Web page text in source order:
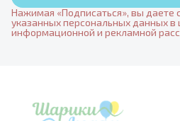
Нажимая «Подписаться», вы даете
указанных персональных данных в
информационной и рекламной